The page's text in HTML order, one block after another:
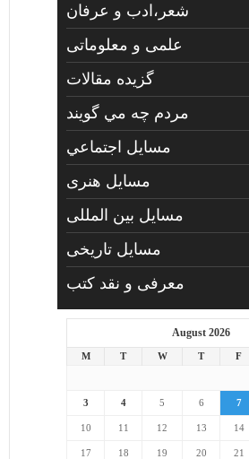
شعر،ادب و عرفان
علمی و معلوماتی
گزیده مقالات
مردم چه مي گويند
مسايل اجتماعي
مسايل هنری
مسایل بین المللی
مسایل تاریخی
معرفی و نقد کتب
August 2026
M T W T F
3 4 5 6 7
10 11 12 13 14
17 18 19 20 21